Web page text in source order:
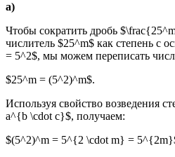
а)
Чтобы сократить дробь
числитель $25^m$ как степень с
= 5^2$, мы можем переписать
$25^m = (5^2)^m$.
Используя свойство возведения
a^{b \cdot c}$, получаем:
$(5^2)^m = 5^{2 \cdot m} =